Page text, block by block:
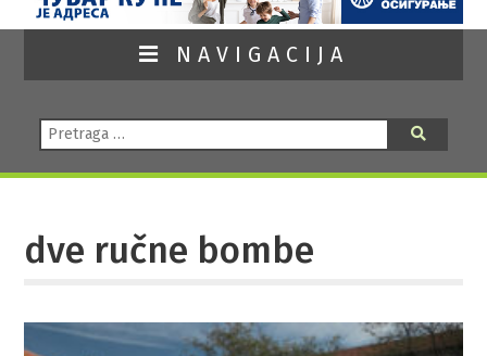
NAVIGACIJA
Pretraga:
dve ručne bombe